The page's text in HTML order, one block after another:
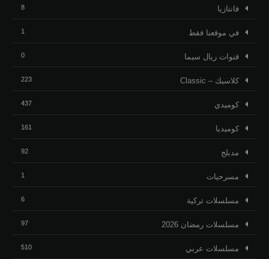
فانتازيا 8
في موقعنا فقط 1
قنوات ريال سيما 0
كلاسيك – Classic 223
كوميدي 437
كوميديا 161
مدبلج 92
مسرحيات 1
مسلسلات تركية 6
مسلسلات رمضان 2026 97
مسلسلات عربي 510